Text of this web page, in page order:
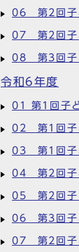
06 第2回子
07 第2回子
08 第3回子
令和6年度
01 第1回子
02 第1回子
03 第1回子
04 第2回子
05 第2回子
06 第3回子
07 第2回子